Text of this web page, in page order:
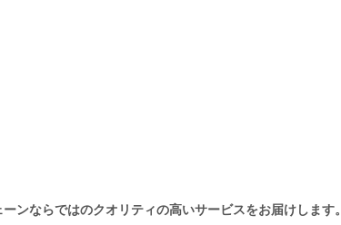
ンならではのクオリティの高いサービスをお届けします。